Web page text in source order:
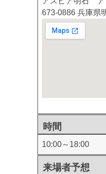
673-0886 兵庫県
時間
10:00～18:00
来場者予想